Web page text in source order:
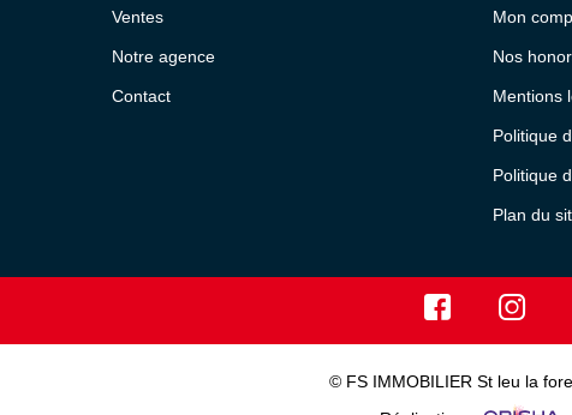
Ventes
Notre agence
Contact
Mon
Nos
Mentions
Politique
Politique
Plan du
© FS IMMOBILIER St leu la